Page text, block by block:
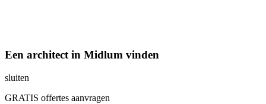
Een architect in Midlum vinden
sluiten
GRATIS offertes aanvragen